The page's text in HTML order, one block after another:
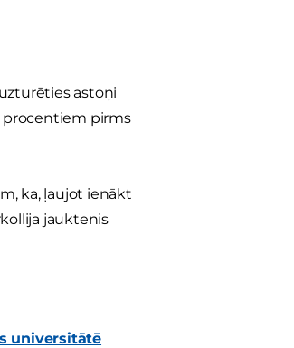
astoņi
procentiem pirms
ka, ļaujot ienākt
jauktenis
universitātē